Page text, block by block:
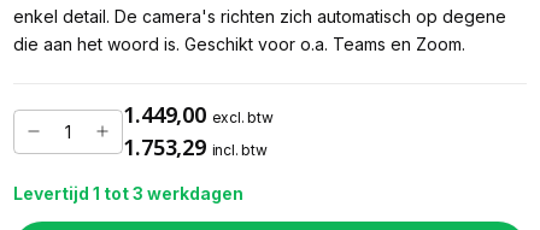
enkel detail. De camera's richten zich automatisch op degene
die aan het woord is. Geschikt voor o.a. Teams en Zoom.
1.449,00 excl. btw
1.753,29 incl. btw
Levertijd 1 tot 3 werkdagen